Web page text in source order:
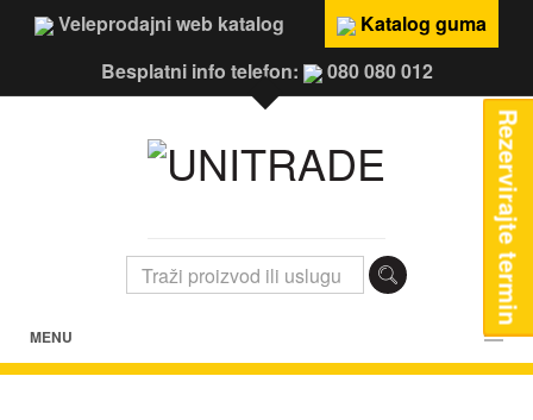
Veleprodajni web katalog
Katalog guma
Besplatni info telefon:
080 080 012
MENU
Rezervirajte termin